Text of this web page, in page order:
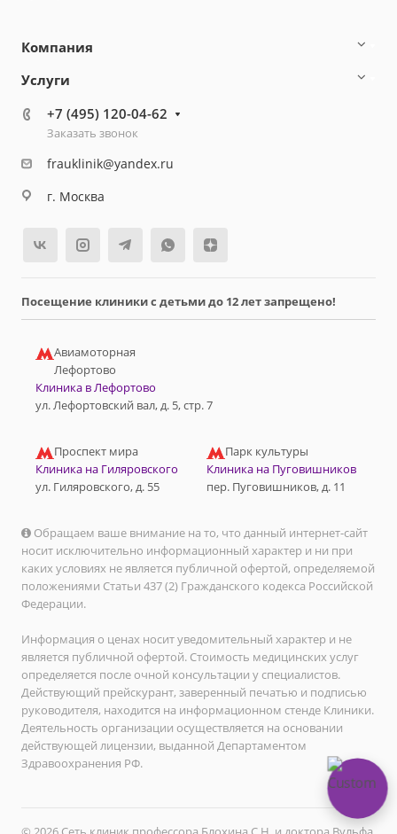
Компания
Услуги
+7 (495) 120-04-62
Заказать звонок
frauklinik@yandex.ru
г. Москва
Посещение клиники с детьми до 12 лет запрещено!
Авиамоторная
Лефортово
Клиника в Лефортово
ул. Лефортовский вал, д. 5, стр. 7
Проспект мира
Клиника на Гиляровского
ул. Гиляровского, д. 55
Парк культуры
Клиника на Пуговишников
пер. Пуговишников, д. 11
Обращаем ваше внимание на то, что данный интернет-сайт
носит исключительно информационный характер и ни при
каких условиях не является публичной офертой, определяемой
положениями Статьи 437 (2) Гражданского кодекса Российской
Федерации.
Информация о ценах носит уведомительный характер и не
является публичной офертой. Стоимость медицинских услуг
определяется после очной консультации у специалистов.
Действующий прейскурант, заверенный печатью и подписью
руководителя, находится на информационном стенде Клиники.
Деятельность организации осуществляется на основании
действующей лицензии, выданной Департаментом
Здравоохранения РФ.